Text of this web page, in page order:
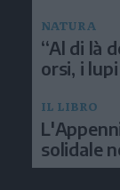
NATURA
“Al di là
orsi, i
IL LIBRO
solidale